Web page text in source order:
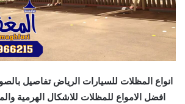
انواع المظلات للسيارات الرياض تفاصيل
افضل الامواع للمظلات للاشكال الهرمية